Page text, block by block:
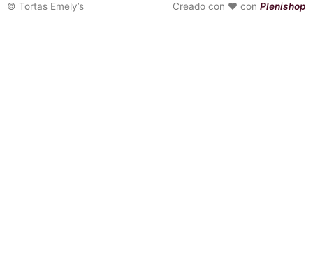
© Tortas Emely’s Creado con ❤ con Plenishop